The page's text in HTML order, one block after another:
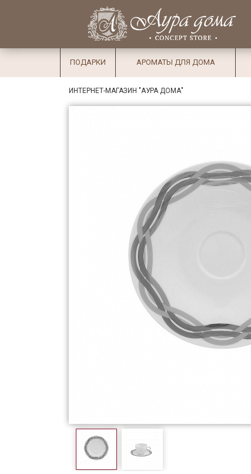
Избранное
×
СалоныДоставка
Оплата
Подарки
Ароматы
для дома
ПОДАРКИ АРОМАТЫ ДЛЯ ДОМА
ИНТЕРНЕТ-МАГАЗИН "АУРА ДОМА"